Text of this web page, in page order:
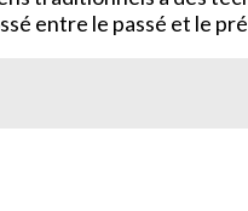
entre le passé et le